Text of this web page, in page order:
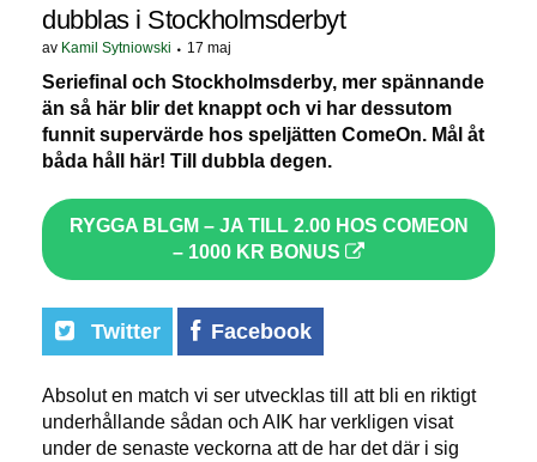
dubblas i Stockholmsderbyt
av Kamil Sytniowski 17 maj
Seriefinal och Stockholmsderby, mer spännande
än så här blir det knappt och vi har dessutom
funnit supervärde hos speljätten ComeOn. Mål åt
båda håll här! Till dubbla degen.
RYGGA BLGM – JA TILL 2.00 HOS COMEON
– 1000 KR BONUS
Twitter Facebook
Absolut en match vi ser utvecklas till att bli en riktigt
underhållande sådan och AIK har verkligen visat
under de senaste veckorna att de har det där i sig